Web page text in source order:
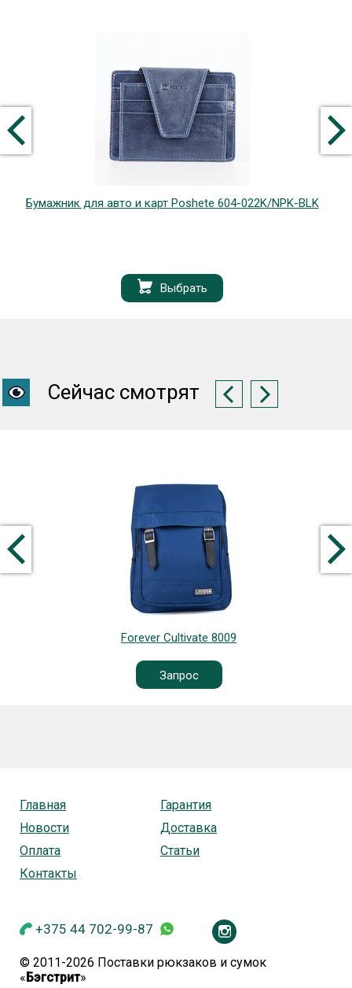
Бумажник для авто и карт Poshete 604-022K/NPK-BLK
Выбрать
Сейчас смотрят
+375 44 702-99-87
Главная
Гарантия
Новости
Доставка
Оплата
Статьи
Контакты
© 2011-2026 Поставки рюкзаков и сумок
« Бэгстрит»